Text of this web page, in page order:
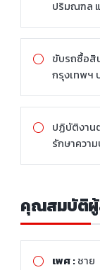
ปริมณฑล
ขับรถซื้อสิ
กรุงเทพฯ
ปฏิบัติงาน
รักษาควา
คุณสมบัติผู้
เพศ :ชาย